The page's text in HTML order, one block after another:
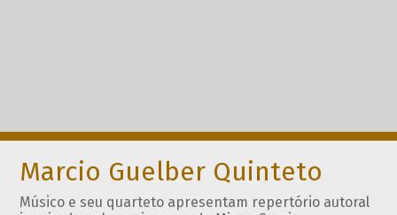
Marcio Guelber Quinteto
Músico e seu quarteto apresentam repertório autoral